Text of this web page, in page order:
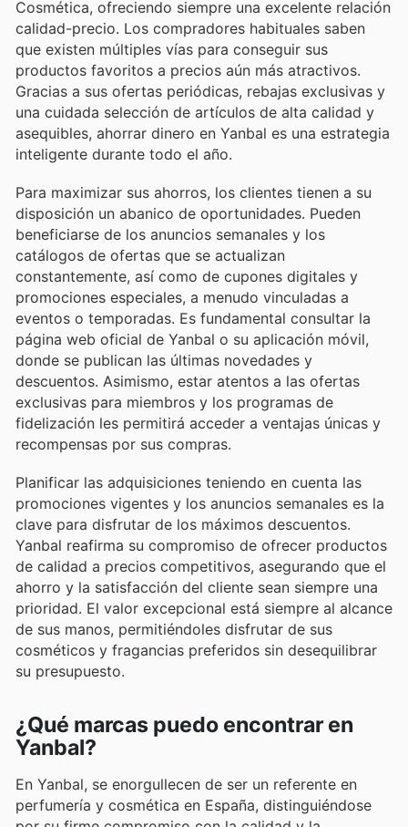
Cosmética, ofreciendo siempre una excelente relación
calidad-precio. Los compradores habituales saben
que existen múltiples vías para conseguir sus
productos favoritos a precios aún más atractivos.
Gracias a sus ofertas periódicas, rebajas exclusivas y
una cuidada selección de artículos de alta calidad y
asequibles, ahorrar dinero en Yanbal es una estrategia
inteligente durante todo el año.
Para maximizar sus ahorros, los clientes tienen a su
disposición un abanico de oportunidades. Pueden
beneficiarse de los anuncios semanales y los
catálogos de ofertas que se actualizan
constantemente, así como de cupones digitales y
promociones especiales, a menudo vinculadas a
eventos o temporadas. Es fundamental consultar la
página web oficial de Yanbal o su aplicación móvil,
donde se publican las últimas novedades y
descuentos. Asimismo, estar atentos a las ofertas
exclusivas para miembros y los programas de
fidelización les permitirá acceder a ventajas únicas y
recompensas por sus compras.
Planificar las adquisiciones teniendo en cuenta las
promociones vigentes y los anuncios semanales es la
clave para disfrutar de los máximos descuentos.
Yanbal reafirma su compromiso de ofrecer productos
de calidad a precios competitivos, asegurando que el
ahorro y la satisfacción del cliente sean siempre una
prioridad. El valor excepcional está siempre al alcance
de sus manos, permitiéndoles disfrutar de sus
cosméticos y fragancias preferidos sin desequilibrar
su presupuesto.
¿Qué marcas puedo encontrar en
Yanbal?
En Yanbal, se enorgullecen de ser un referente en
perfumería y cosmética en España, distinguiéndose